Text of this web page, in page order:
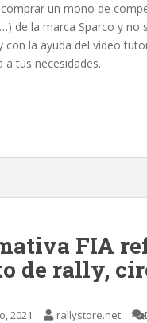
un mono de
de la marca Sparco y no
con la ayuda del video
a tus necesidades.
FIA
de rally,
2021 rallystore.net